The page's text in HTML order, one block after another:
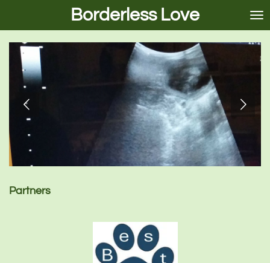
hoofdinhoud
Borderless Love
Partners